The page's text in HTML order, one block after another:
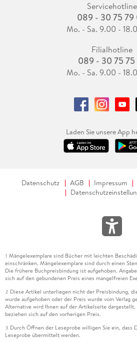
Servicehotline
089 - 30 75 79
Mo. - Sa. 9.00 -
Filialhotline
089 - 30 75 75
Mo. - Sa. 9.00 -
Laden Sie unsere App
Datenschutz AGB Impressum
1 Mängelexemplare sind Bücher mit leichten
einschränken. Mängelexemplare sind durch einen
Die frühere Buchpreisbindung ist aufgehoben.
sich auf den gebundenen Preis eines mangelfreien
2 Diese Artikel unterliegen nicht der Preisbindung,
wurde aufgehoben oder der Preis wurde vom Verlag
Alternative wird Ihnen auf der Artikelseite dargestellt.
beziehen sich auf den vorherigen Preis.
3 Durch Öffnen der Leseprobe willigen Sie ein, dass
Leseprobe übermittelt werden.